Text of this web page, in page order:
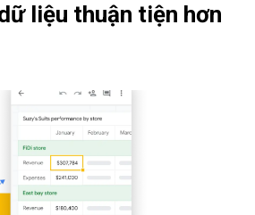
liệu thuận tiện hơn